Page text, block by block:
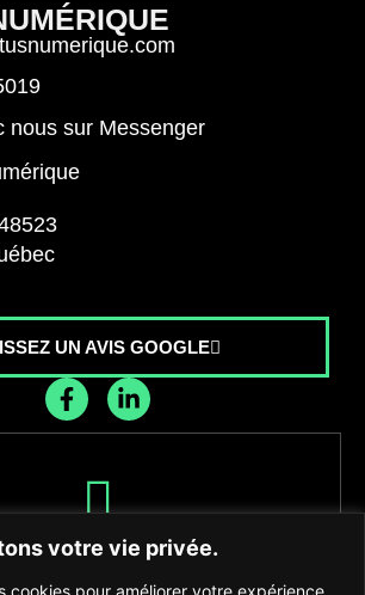
votre vie privée.
cookies pour améliorer votre expérience
nous sur Messenger
UN AVIS GOOGLE
dernières nouvelles de